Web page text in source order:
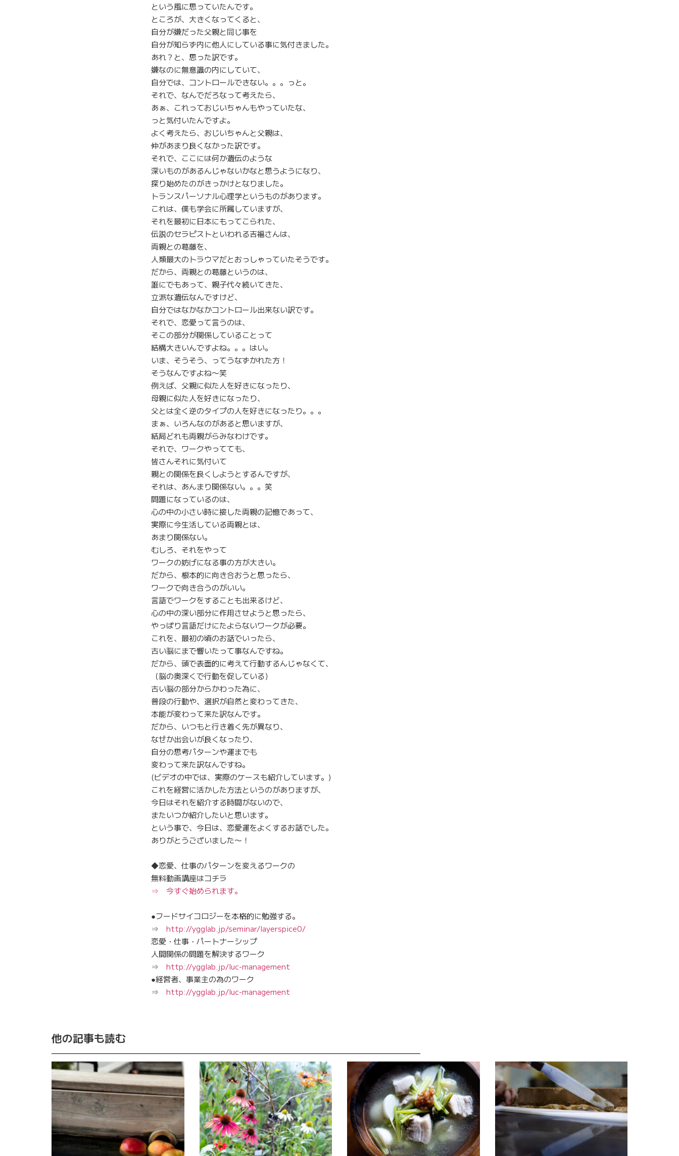
という風に思っていたんです。
ところが、大きくなってくると、
自分が嫌だった父親と同じ事を
自分が知らず内に他人にしている事に気付きました。
あれ？と、思った訳です。
嫌なのに無意識の内にしていて、
自分では、コントロールできない。。。っと。
それで、なんでだろなって考えたら、
あぁ、これっておじいちゃんもやっていたな、
っと気付いたんですよ。
よく考えたら、おじいちゃんと父親は、
仲があまり良くなかった訳です。
それで、ここには何か遺伝のような
深いものがあるんじゃないかなと思うようになり、
探り始めたのがきっかけとなりました。
トランスパーソナル心理学というものがあります。
これは、僕も学会に所属していますが、
それを最初に日本にもってこられた、
伝説のセラピストといわれる吉福さんは、
両親との葛藤を、
人類最大のトラウマだとおっしゃっていたそうです。
だから、両親との葛藤というのは、
誰にでもあって、親子代々続いてきた、
立派な遺伝なんですけど、
自分ではなかなかコントロール出来ない訳です。
それで、恋愛って言うのは、
そこの部分が関係していることって
結構大きいんですよね。。。はい。
いま、そうそう、ってうなずかれた方！
そうなんですよね〜笑
例えば、父親に似た人を好きになったり、
母親に似た人を好きになったり、
父とは全く逆のタイプの人を好きになったり。。。
まぁ、いろんなのがあると思いますが、
結局どれも両親がらみなわけです。
それで、ワークやってても、
皆さんそれに気付いて
親との関係を良くしようとするんですが、
それは、あんまり関係ない。。。笑
問題になっているのは、
心の中の小さい時に接した両親の記憶であって、
実際に今生活している両親とは、
あまり関係ない。
むしろ、それをやって
ワークの妨げになる事の方が大きい。
だから、根本的に向き合おうと思ったら、
ワークで向き合うのがいい。
言語でワークをすることも出来るけど、
心の中の深い部分に作用させようと思ったら、
やっぱり言語だけにたよらないワークが必要。
これを、最初の頃のお話でいったら、
古い脳にまで響いたって事なんですね。
だから、頭で表面的に考えて行動するんじゃなくて、
（脳の奥深くで行動を促している）
古い脳の部分からかわった為に、
普段の行動や、選択が自然と変わってきた、
本能が変わって来た訳なんです。
だから、いつもと行き着く先が異なり、
なぜか出会いが良くなったり、
自分の思考パターンや運までも
変わって来た訳なんですね。
(ビデオの中では、実際のケースも紹介しています。)
これを経営に活かした方法というのがありますが、
今日はそれを紹介する時間がないので、
またいつか紹介したいと思います。
という事で、今日は、恋愛運をよくするお話でした。
ありがとうございました〜！
◆恋愛、仕事のパターンを変えるワークの
無料動画講座はコチラ
⇒ 今すぐ始められます。
●フードサイコロジーを本格的に勉強する。
⇒ http://ygglab.jp/seminar/layerspice0/
恋愛・仕事・パートナーシップ
人間関係の問題を解決するワーク
⇒ http://ygglab.jp/luc-management
●経営者、事業主の為のワーク
⇒ http://ygglab.jp/luc-management
他の記事も読む